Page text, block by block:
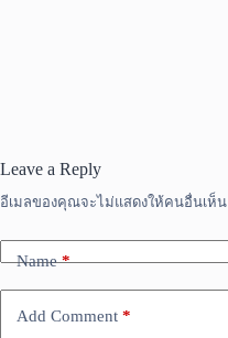
Leave a Reply
อีเมลของคุณจะไม่แสดงให้คนอื่นเห็น
Name*
Add Comment *